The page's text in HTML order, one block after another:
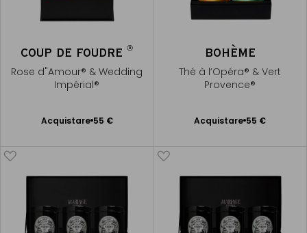
COUP DE FOUDRE®
Rose d"Amour® & Wedding
Impérial®
Acquistare 55 €
Aggiungere
BOHÈME
Thé à l’Opéra® & Vert
Provence®
Acquistare 55 €
Aggiungere